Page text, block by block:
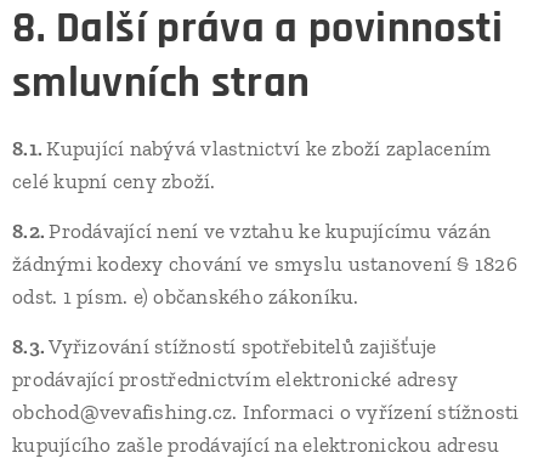
8. Další práva a povinnosti
smluvních stran
8.1.Kupující nabývá vlastnictví ke zboží zaplacením
celé kupní ceny zboží.
8.2.Prodávající není ve vztahu ke kupujícímu vázán
žádnými kodexy chování ve smyslu ustanovení § 1826
odst. 1 písm. e) občanského zákoníku.
8.3.Vyřizování stížností spotřebitelů zajišťuje
prodávající prostřednictvím elektronické adresy
obchod@vevafishing.cz. Informaci o vyřízení stížnosti
kupujícího zašle prodávající na elektronickou adresu